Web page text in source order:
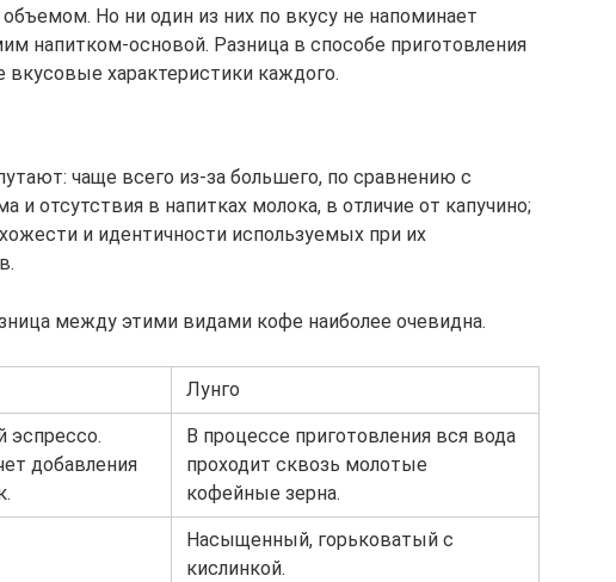
Но ни один из них по вкусу не напоминает
напитком-основой. Разница в способе приготовления
характеристики каждого.
чаще всего из-за большего, по сравнению с
и отсутствия в напитках молока, в отличие от капучино;
и идентичности используемых при их
между этими видами кофе наиболее очевидна.
Лунго
эспрессо.
добавления
В процессе приготовления вся вода
проходит сквозь молотые
кофейные зерна.
Насыщенный, горьковатый с
кислинкой.